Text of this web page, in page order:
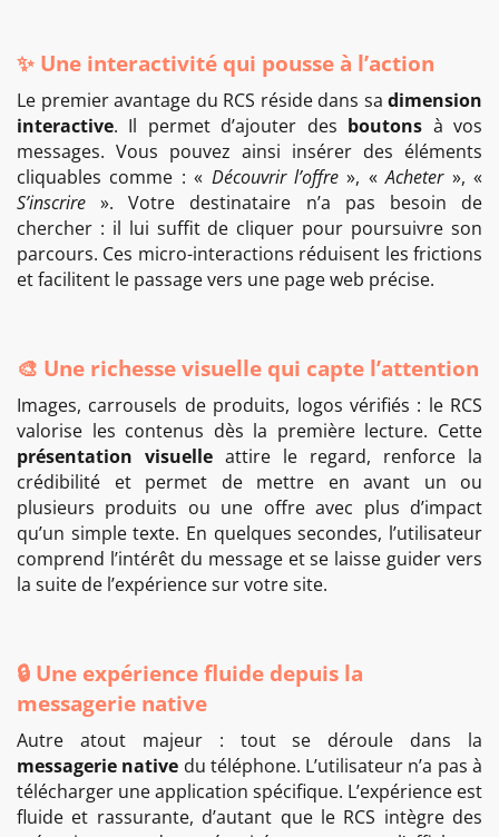
✨ Une interactivité qui pousse à l’action
Le premier avantage du RCS réside dans sa dimension
interactive. Il permet d’ajouter des boutons à vos
messages. Vous pouvez ainsi insérer des éléments
cliquables comme : « Découvrir l’offre », «Acheter», «
S’inscrire ». Votre destinataire n’a pas besoin de
chercher : il lui suffit de cliquer pour poursuivre son
parcours. Ces micro-interactions réduisent les frictions
et facilitent le passage vers une page web précise.
🎨 Une richesse visuelle qui capte l’attention
Images, carrousels de produits, logos vérifiés : le RCS
valorise les contenus dès la première lecture. Cette
présentation visuelle attire le regard, renforce la
crédibilité et permet de mettre en avant un ou
plusieurs produits ou une offre avec plus d’impact
qu’un simple texte. En quelques secondes, l’utilisateur
comprend l’intérêt du message et se laisse guider vers
la suite de l’expérience sur votre site.
🔒 Une expérience fluide depuis la
messagerie native
Autre atout majeur : tout se déroule dans la
messagerie native du téléphone. L’utilisateur n’a pas à
télécharger une application spécifique. L’expérience est
fluide et rassurante, d’autant que le RCS intègre des